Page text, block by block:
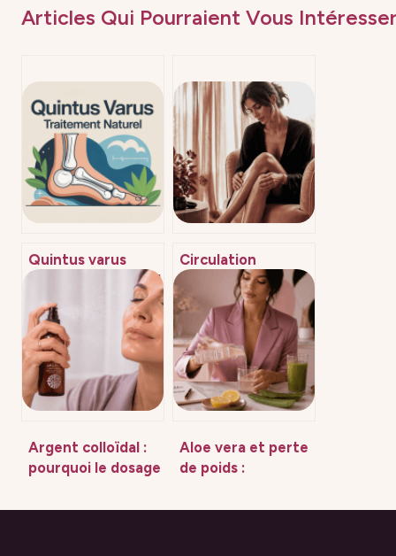
Articles Qui Pourraient Vous
Quintus varus
traitement naturel
: soulager votre
petit orteil
naturellement
Circulation
sanguine : quels
compléments
alimentaires
choisir pour
retrouver des
jambes légères ?
Argent colloïdal :
pourquoi le dosage
indispensable pour
Aloe vera et perte
de poids :
réactiver votre